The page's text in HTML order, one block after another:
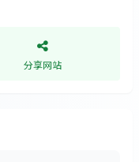
分享网站